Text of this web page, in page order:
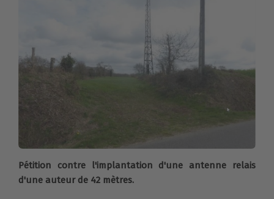
Pétition contre l'implantation d'une antenne relais
d'une auteur de 42 mètres.